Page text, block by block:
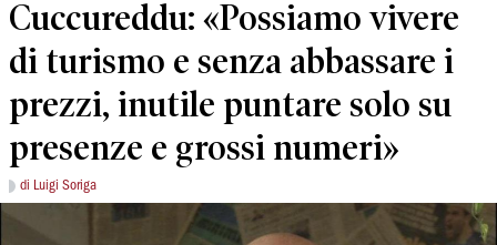
Cuccureddu: «Possiamo vivere
di turismo e senza abbassare i
prezzi, inutile puntare solo su
presenze e grossi numeri»
di Luigi Soriga